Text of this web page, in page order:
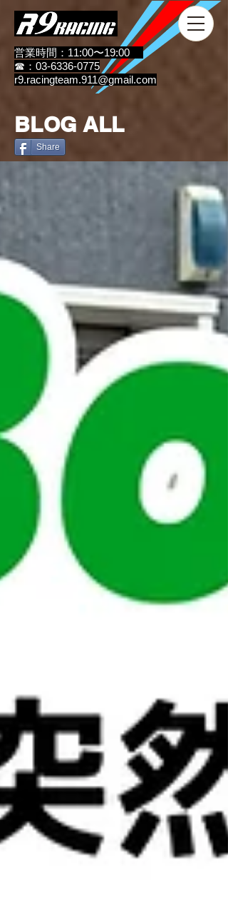
営業時間：11:00〜19:00
☎：03-6336-0775
r9.racingteam.911@gmail.com
BLOG ALL
Share